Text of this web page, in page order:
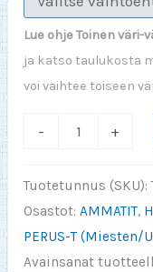
Lue ohje Toinen väri-
ja katso taulukosta
voi vaihtee toiseen
-
sukset
+
Tuotetunnus (SKU):
Osastot:AMMATIT,
PERUS-T (Miesten/
Avainsanat